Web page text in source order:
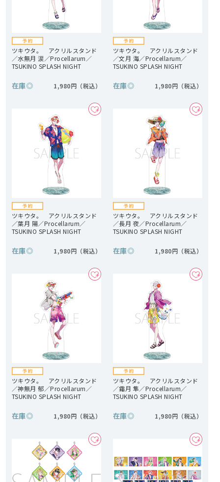
ツキウタ。 アクリルスタンド
／水無月 涙／Procellarum／
TSUKINO SPLASH NIGHT
在庫◎ 1,980円
ツキウタ。 アクリルスタンド
／文月 海／Procellarum／
TSUKINO SPLASH NIGHT
在庫◎ 1,980円
ツキウタ。 アクリルスタンド
／葉月 陽／Procellarum／
TSUKINO SPLASH NIGHT
在庫◎ 1,980円
ツキウタ。 アクリルスタンド
／長月 夜／Procellarum／
TSUKINO SPLASH NIGHT
在庫◎ 1,980円
ツキウタ。 アクリルスタンド
／神無月 郁／Procellarum／
TSUKINO SPLASH NIGHT
在庫◎ 1,980円
ツキウタ。 アクリルスタンド
／霜月 隼／Procellarum／
TSUKINO SPLASH NIGHT
在庫◎ 1,980円